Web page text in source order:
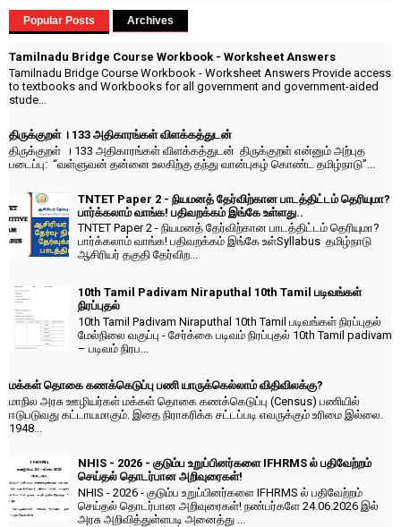
Popular Posts Archives
Tamilnadu Bridge Course Workbook - Worksheet Answers
Tamilnadu Bridge Course Workbook - Worksheet Answers Provide access
to textbooks and Workbooks for all government and government-aided
stude...
திருக்குறள் । 133 அதிகாரங்கள் விளக்கத்துடன்
திருக்குறள் । 133 அதிகாரங்கள் விளக்கத்துடன் திருக்குறள் என்னும் அற்புத
படைப்பு: “வள்ளுவன் தன்னை உலகிற்கு தந்து வான்புகழ் கொண்ட தமிழ்நாடு”...
TNTET Paper 2 - நியமனத் தேர்விற்கான பாடத்திட்டம் தெரியுமா?
பார்க்கலாம் வாங்க! பதிவறக்கம் இங்கே உள்ளது..
TNTET Paper 2 - நியமனத் தேர்விற்கான பாடத்திட்டம் தெரியுமா?
பார்க்கலாம் வாங்க! பதிவறக்கம் இங்கே உள்Syllabus தமிழ்நாடு
ஆசிரியர் தகுதி தேர்விற...
10th Tamil Padivam Niraputhal 10th Tamil படிவங்கள்
நிரப்புதல்
10th Tamil Padivam Niraputhal 10th Tamil படிவங்கள் நிரப்புதல்
மேல்நிலை வகுப்பு - சேர்க்கை படிவம் நிரப்புதல் 10th Tamil padivam
– படிவம் நிரப...
மக்கள் தொகை கணக்கெடுப்பு பணி யாருக்கெல்லாம் விதிவிலக்கு?
மாநில அரசு ஊழியர்கள் மக்கள் தொகை கணக்கெடுப்பு (Census) பணியில்
ஈடுபடுவது கட்டாயமாகும். இதை நிராகரிக்க சட்டப்படி எவருக்கும் உரிமை இல்லை.
1948...
NHIS - 2026 - குடும்ப உறுப்பினர்களை IFHRMS ல் பதிவேற்றம்
செய்தல் தொடர்பான அறிவுரைகள்!
NHIS - 2026 - குடும்ப உறுப்பினர்களை IFHRMS ல் பதிவேற்றம்
செய்தல் தொடர்பான அறிவுரைகள்! நண்பர்களே 24.06.2026 இல்
அரசு அறிவித்துள்ளபடி அனைத்து ...